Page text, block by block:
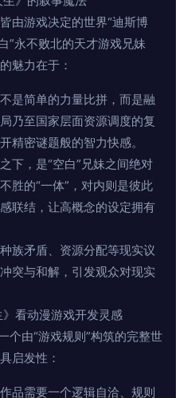
由游戏决定的世界“迪斯博
”永不败北的天才游戏兄妹
魅力在于：
是简单的力量比拼，而是融
乃至国家层面资源调度的复
精密谜题般的智力快感。
下，是“空白”兄妹之间绝对
胜的“一体”，对内则是彼此
联结，让高概念的设定拥有
族矛盾、资源分配等现实议
突与和解，引发观众对现实
看动漫游戏开发灵感
个由“游戏规则”构筑的完整世
启发性：
品需要一个逻辑自洽、规则